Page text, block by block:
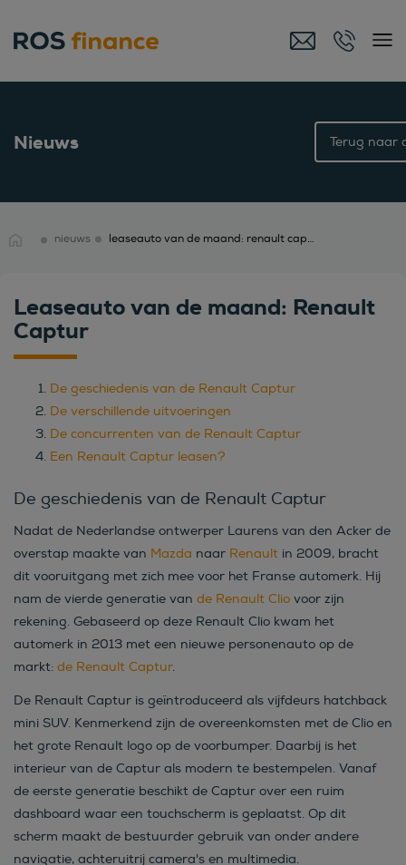
Nieuws Terug naar
nieuws leaseauto van de maand: renault captur
Leaseauto van de maand: Renault
Captur
De geschiedenis van de Renault Captur
De verschillende uitvoeringen
De concurrenten van de Renault Captur
Een Renault Captur leasen?
De geschiedenis van de Renault Captur
Nadat de Nederlandse ontwerper Laurens van den Acker de
overstap maakte van Mazda naar Renault in 2009, bracht
dit vooruitgang met zich mee voor het Franse automerk. Hij
nam de vierde generatie van de Renault Clio voor zijn
rekening. Gebaseerd op deze Renault Clio kwam het
automerk in 2013 met een nieuwe personenauto op de
markt: de Renault Captur.
De Renault Captur is geïntroduceerd als vijfdeurs hatchback
mini SUV. Kenmerkend zijn de overeenkomsten met de Clio en
het grote Renault logo op de voorbumper. Daarbij is het
interieur van de Captur als modern te bestempelen. Vanaf
de eerste generatie beschikt de Captur over een ruim
dashboard waar een touchscherm is geplaatst. Op dit
scherm maakt de bestuurder gebruik van onder andere
navigatie, achteruitrij camera's en multimedia.